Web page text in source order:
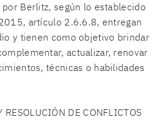
Berlitz, según lo establecido
artículo 2.6.6.8, entregan
y tienen como objetivo brindar
actualizar, renovar
técnicas o habilidades
RESOLUCIÓN DE CONFLICTOS